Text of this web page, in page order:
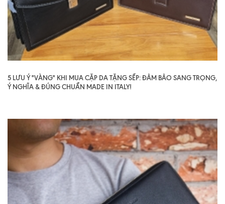
5 LƯU Ý "VÀNG" KHI MUA CẶP DA TẶNG SẾP: ĐẢM BẢO SANG TRỌNG,
Ý NGHĨA & ĐÚNG CHUẨN MADE IN ITALY!